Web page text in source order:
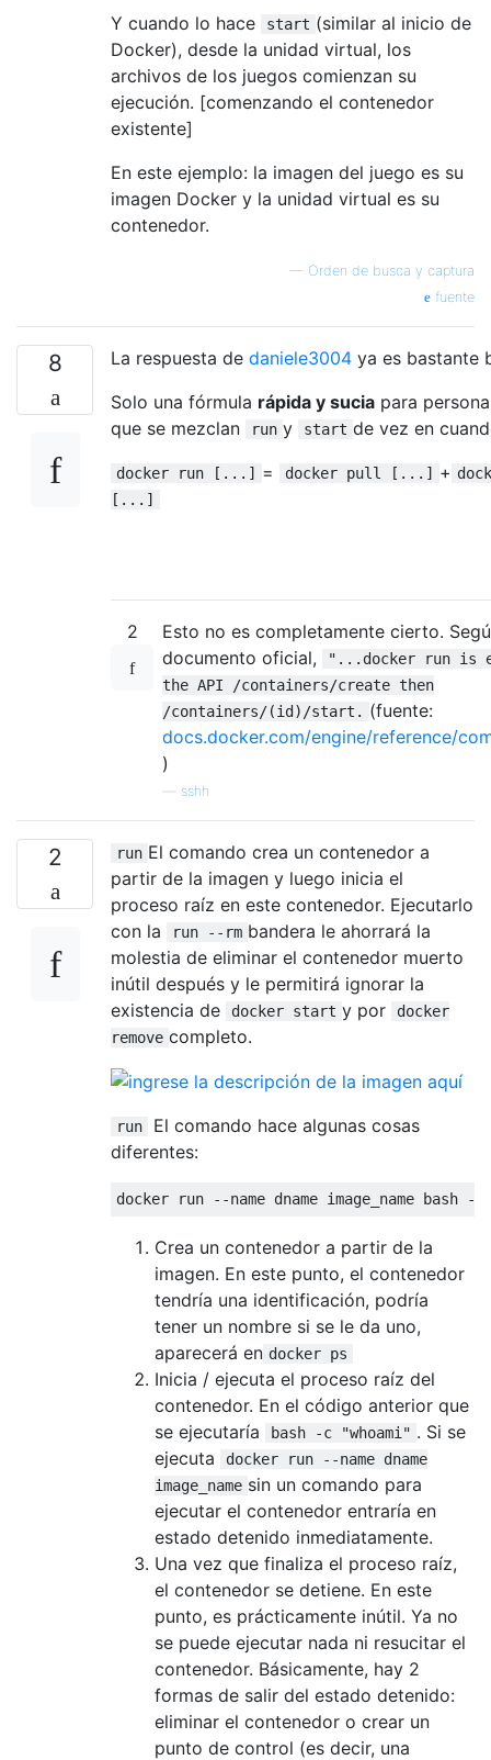
Y cuando lo hace
start (similar al inicio de
Docker), desde la unidad virtual, los
archivos de los juegos comienzan su
ejecución. [comenzando el contenedor
existente]
En este ejemplo: la imagen del juego es su
imagen Docker y la unidad virtual es su
contenedor.
— Orden de busca y captura
fuente
8 La respuesta de daniele3004 ya es bastante
Solo una fórmula rápida y sucia para
que se mezclan
run y start de vez en
docker run [...] = docker pull [...] +
[...]
2
Esto no es completamente cierto.
documento oficial,
"...docker run is
the API /containers/create then
/containers/(id)/start. (fuente:
docs.docker.com/engine/reference/
)
sshh
2 run El comando crea un contenedor a
partir de la imagen y luego inicia el
proceso raíz en este contenedor. Ejecutarlo
con la
run --rm bandera le ahorrará la
molestia de eliminar el contenedor muerto
inútil después y le permitirá ignorar la
existencia de
docker start y por
docker
remove completo.
run
El comando hace algunas cosas
diferentes:
Crea un contenedor a partir de la
imagen. En este punto, el contenedor
tendría una identificación, podría
tener un nombre si se le da uno,
aparecerá en docker ps
Inicia / ejecuta el proceso raíz del
contenedor. En el código anterior que
se ejecutaría
bash -c "whoami" . Si se
ejecuta
docker run --name dname
image_name sin un comando para
ejecutar el contenedor entraría en
estado detenido inmediatamente.
Una vez que finaliza el proceso raíz,
el contenedor se detiene. En este
punto, es prácticamente inútil. Ya no
se puede ejecutar nada ni resucitar el
contenedor. Básicamente, hay 2
formas de salir del estado detenido:
eliminar el contenedor o crear un
punto de control (es decir, una